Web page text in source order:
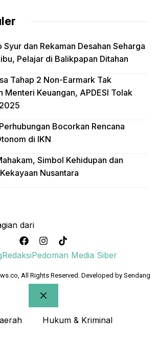
Syur dan Rekaman Desahan Seharga
Pelajar di Balikpapan Ditahan
Tahap 2 Non-Earmark Tak
Menteri Keuangan, APDESI Tolak
Bocorkan Rencana
di IKN
Simbol Kehidupan dan
Nusantara
dari
RedaksiPedoman Media Siber
All Rights Reserved. Developed by Sendang
Hukum & Kriminal